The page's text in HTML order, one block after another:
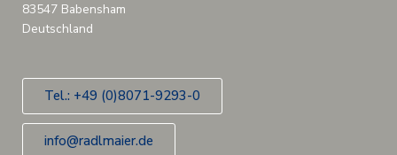
83547 Babensham
Deutschland
Tel.: +49 (0)8071-9293-0
info@radlmaier.de